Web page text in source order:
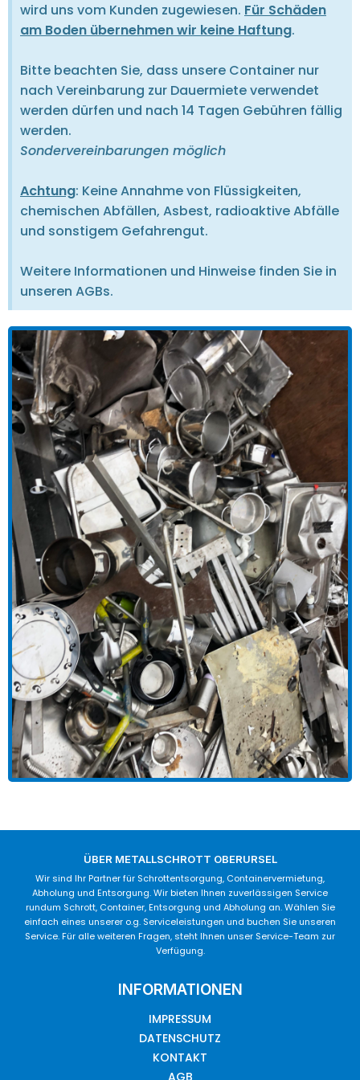
wird uns vom Kunden zugewiesen. Für Schäden
am Boden übernehmen wir keine Haftung.
Bitte beachten Sie, dass unsere Container nur
nach Vereinbarung zur Dauermiete verwendet
werden dürfen und nach 14 Tagen Gebühren fällig
werden.
Sondervereinbarungen möglich
Achtung: Keine Annahme von Flüssigkeiten,
chemischen Abfällen, Asbest, radioaktive Abfälle
und sonstigem Gefahrengut.
Weitere Informationen und Hinweise finden Sie in
unseren AGBs.
ÜBER METALLSCHROTT OBERURSEL
Wir sind Ihr Partner für Schrottentsorgung, Containervermietung,
Abholung und Entsorgung. Wir bieten Ihnen zuverlässigen Service
rundum Schrott, Container, Entsorgung und Abholung an. Wählen Sie
einfach eines unserer o.g. Serviceleistungen und buchen Sie unseren
Service. Für alle weiteren Fragen, steht Ihnen unser Service-Team zur
Verfügung.
INFORMATIONEN
IMPRESSUM
DATENSCHUTZ
KONTAKT